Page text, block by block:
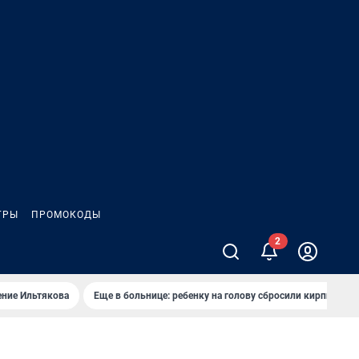
ПРОМОКОДЫ
2
Ильтякова Еще в больнице: ребенку на голову сбросили кирпич